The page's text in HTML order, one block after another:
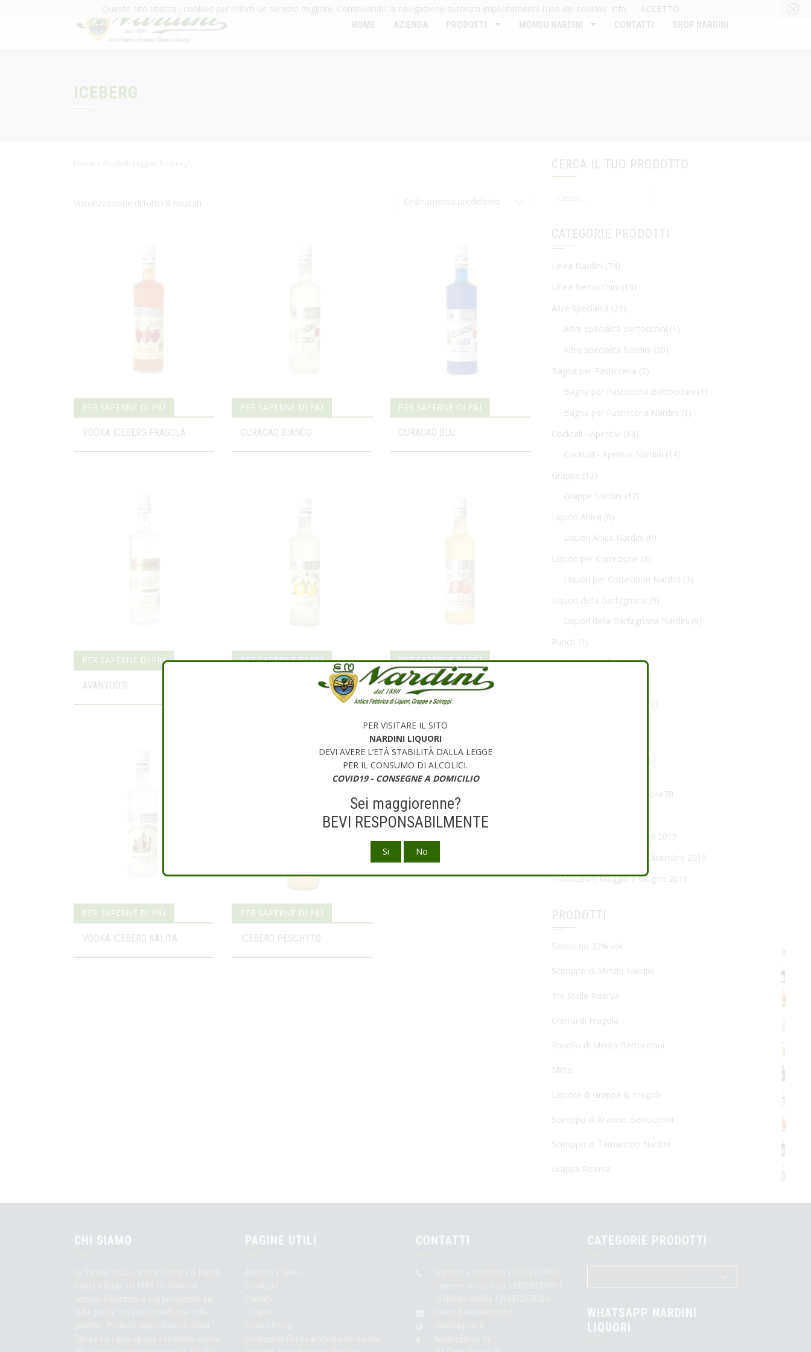
HOME AZIENDA PRODOTTI MONDO NARDINI CONTATTI SHOP NARDINI
ICEBERG
Visualizzazione di tutti i 8 risultati
PER SAPERNE DI PIÙ
VODKA ICEBERG FRAGOLA
PER SAPERNE DI PIÙ
CURACAO BIANCO
PER SAPERNE DI PIÙ
CURACAO BLU
PER SAPERNE DI PIÙ
AVANYDO’S
PER SAPERNE DI PIÙ
VODKA ICEBERG LEMON
PER SAPERNE DI PIÙ
VODKA ICEBERG PESCA
PER SAPERNE DI PIÙ
VODKA ICEBERG KALITA
PER SAPERNE DI PIÙ
ICEBERG PESCHYTO
CERCA IL TUO PRODOTTO
CATEGORIE PRODOTTI
Linea Nardini (74)
Linea Bertocchini (14)
Altre Specialità (21)
Altre Specialità Bertocchini (1)
Altre Specialità Nardini (20)
Bagna per Pasticceria (2)
Bagna per Pasticceria Bertocchini (1)
Bagna per Pasticceria Nardini (1)
Cocktail - Aperitivi (14)
Cocktail - Aperitivi Nardini (14)
Grappe (12)
Grappe Nardini (12)
Liquori Anice (6)
Liquori Anice Nardini (6)
Liquori per Correzione (3)
Liquori per Correzione Nardini (3)
Liquori della Garfagnana (9)
Liquori della Garfagnana Nardini (9)
Punch (1)
Punch Nardini (1)
(12)
ARTICOLI RECENTI
Presentazione Nuovo Leone70
Pacchetti di Natale Nardini 2019
Città della Castagna 7-8 Dicembre 2019
Promozioni Maggio e Giugno 2019
PRODOTTI
Sassolino 32% vol
Sciroppo di Mirtillo Nardini
Tre Stelle Riserva
Crema di Fragola
Rosolio di Menta Bertocchini
Mirto
Liquore di Grappa & Fragole
Sciroppo di Arancio Bertocchini
Sciroppo di Tamarindo Nardini
Grappa Riserva
CHI SIAMO PAGINE UTILI CONTATTI CATEGORIE PRODOTTI
WHATSAPP NARDINI
LIQUORI
PER VISITARE IL SITO
NARDINI LIQUORI
DEVI AVERE L’ETÀ STABILITÀ DALLA LEGGE
PER IL CONSUMO DI ALCOLICI.
COVID19 - CONSEGNE A DOMICILIO
Sei maggiorenne?
BEVI RESPONSABILMENTE
Questo sito utilizza i cookies per offrirti un servizio migliore. Continuando la navigazione autorizzi implicitamente l’uso dei cookies info ACCETTO